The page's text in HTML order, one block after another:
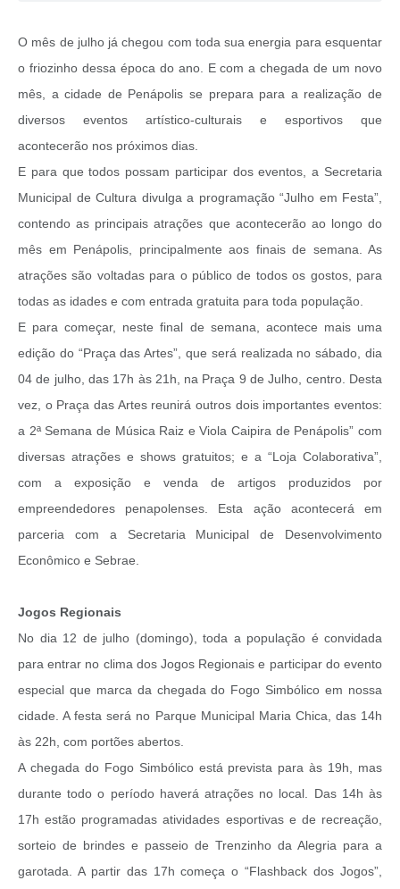
O mês de julho já chegou com toda sua energia para esquentar
o friozinho dessa época do ano. E com a chegada de um novo
mês, a cidade de Penápolis se prepara para a realização de
diversos eventos artístico-culturais e esportivos que
acontecerão nos próximos dias.
E para que todos possam participar dos eventos, a Secretaria
Municipal de Cultura divulga a programação “Julho em Festa”,
contendo as principais atrações que acontecerão ao longo do
mês em Penápolis, principalmente aos finais de semana. As
atrações são voltadas para o público de todos os gostos, para
todas as idades e com entrada gratuita para toda população.
E para começar, neste final de semana, acontece mais uma
edição do “Praça das Artes”, que será realizada no sábado, dia
04 de julho, das 17h às 21h, na Praça 9 de Julho, centro. Desta
vez, o Praça das Artes reunirá outros dois importantes eventos:
a 2ª Semana de Música Raiz e Viola Caipira de Penápolis” com
diversas atrações e shows gratuitos; e a “Loja Colaborativa”,
com a exposição e venda de artigos produzidos por
empreendedores penapolenses. Esta ação acontecerá em
parceria com a Secretaria Municipal de Desenvolvimento
Econômico e Sebrae.
Jogos Regionais
No dia 12 de julho (domingo), toda a população é convidada
para entrar no clima dos Jogos Regionais e participar do evento
especial que marca da chegada do Fogo Simbólico em nossa
cidade. A festa será no Parque Municipal Maria Chica, das 14h
às 22h, com portões abertos.
A chegada do Fogo Simbólico está prevista para às 19h, mas
durante todo o período haverá atrações no local. Das 14h às
17h estão programadas atividades esportivas e de recreação,
sorteio de brindes e passeio de Trenzinho da Alegria para a
garotada. A partir das 17h começa o “Flashback dos Jogos”,